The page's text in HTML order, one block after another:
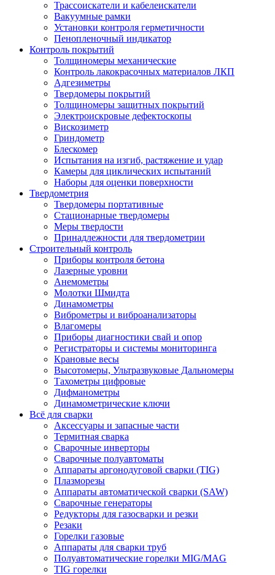
Трассоискатели и кабелеискатели
Вакуумные рамки
Установки контроля герметичности
Пенопленочный индикатор
Контроль покрытий
Толщиномеры механические
Контроль лакокрасочных материалов ЛКП
Адгезиметры
Твердомеры покрытий
Толщиномеры защитных покрытий
Электроискровые дефектоскопы
Вискозиметр
Гриндометр
Блескомер
Испытания на изгиб, растяжение и удар
Камеры для циклических испытаний
Наборы для оценки поверхности
Твердометрия
Твердомеры портативные
Стационарные твердомеры
Меры твердости
Принадлежности для твердометрии
Строительный контроль
Приборы контроля бетона
Лазерные уровни
Анемометры
Молотки Шмидта
Динамометры
Виброметры и виброанализаторы
Влагомеры
Приборы диагностики свай и опор
Регистраторы и системы мониторинга
Крановые весы
Высотомеры, Ультразвуковые Дальномеры
Тахометры цифровые
Дифманометры
Динамометрические ключи
Всё для сварки
Аксессуары и запасные части
Термитная сварка
Сварочные инверторы
Сварочные полуавтоматы
Аппараты аргонодуговой сварки (TIG)
Плазморезы
Аппараты автоматической сварки (SAW)
Сварочные генераторы
Редукторы для газосварки и резки
Резаки
Горелки газовые
Аппараты для сварки труб
Полуавтоматические горелки MIG/MAG
TIG горелки